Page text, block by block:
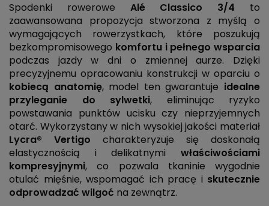
Spodenki rowerowe Alé Classico 3/4 to
zaawansowana propozycja stworzona z myślą o
wymagających rowerzystkach, które poszukują
bezkompromisowego komfortu i pełnego wsparcia
podczas jazdy w dni o zmiennej aurze. Dzięki
precyzyjnemu opracowaniu konstrukcji w oparciu o
kobiecą anatomię, model ten gwarantuje idealne
przyleganie do sylwetki, eliminując ryzyko
powstawania punktów ucisku czy nieprzyjemnych
otarć. Wykorzystany w nich wysokiej jakości materiał
Lycra® Vertigo charakteryzuje się doskonałą
elastycznością i delikatnymi właściwościami
kompresyjnymi, co pozwala tkaninie wygodnie
otulać mięśnie, wspomagać ich pracę i skutecznie
odprowadzać wilgoć na zewnątrz.